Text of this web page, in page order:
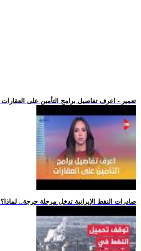
.. تعمير - اعرف تفاصيل برامج التأمين على
.. صادرات النفط الإيرانية تدخل مرحلة حرجة.. لماذا؟